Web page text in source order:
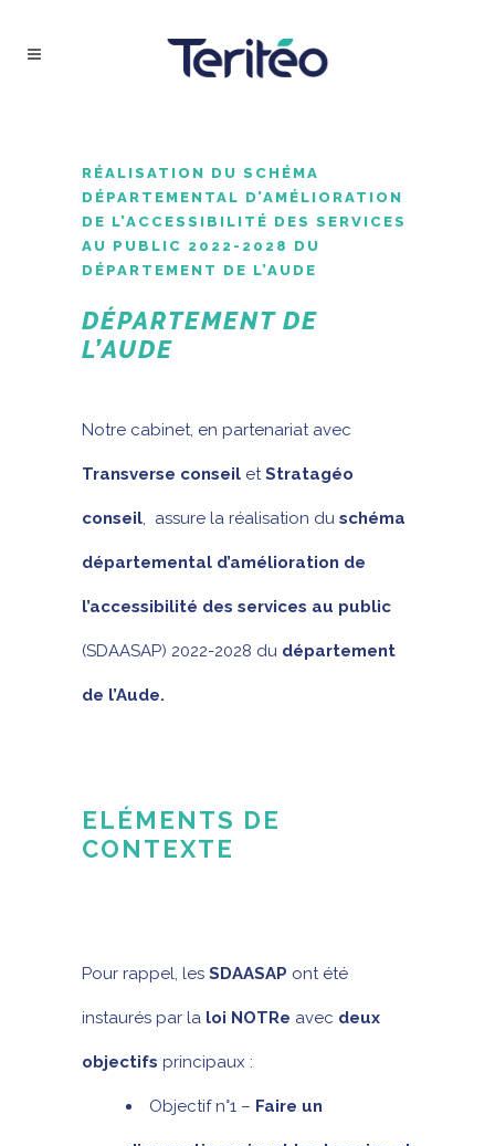
RÉALISATION DU SCHÉMA
DÉPARTEMENTAL D’AMÉLIORATION
DE L’ACCESSIBILITÉ DES SERVICES
AU PUBLIC 2022-2028 DU
DÉPARTEMENT DE L’AUDE
DÉPARTEMENT DE
L’AUDE
Notre cabinet, en partenariat avec
Transverse conseil etStratagéo
conseil, assure la réalisation du schéma
départemental d’amélioration de
l’accessibilité des services au public
(SDAASAP) 2022-2028 du département
de l’Aude.
ELÉMENTS DE
CONTEXTE
Pour rappel, les SDAASAP ont été
instaurés par la loi NOTRe avec deux
objectifs principaux :
Objectif n°1 – Faire un